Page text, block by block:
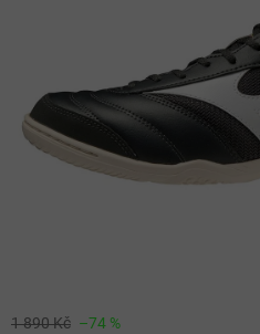
1 890 Kč –74 %